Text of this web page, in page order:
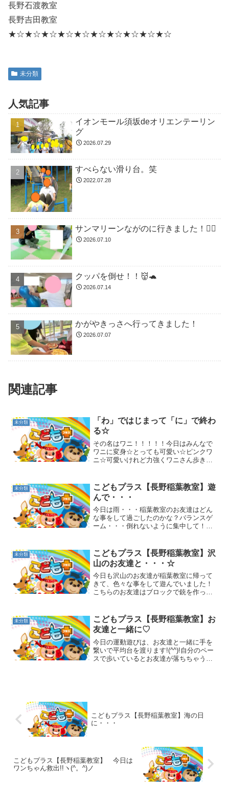
長野石渡教室
長野吉田教室
★☆★☆★☆★☆★☆★☆★☆★☆★☆★☆
未分類
人気記事
イオンモール須坂deオリエンテーリン
グ
2026.07.29
すべらない滑り台。笑
2022.07.28
サンマリーンながのに行きました！🏊🏻
2026.07.10
クッパを倒せ！！👹🐢
2026.07.14
かがやきっさへ行ってきました！
2026.07.07
関連記事
未分類
「わ」ではじまって「に」で終わ
る☆
その名はワニ！！！！！今日はみんなで
ワニに変身☆とっても可愛い☆ピンクワ
ニ☆可愛いけれど力強くワニさん歩き！
っぱい☆ブルーワニ☆猛スピードで駆け
抜けます！稲葉教室には色...
未分類
こどもプラス【長野稲葉教室】遊
んで・・・
今日は雨・・・稲葉教室のお友達はどん
な事をして過ごしたのかな？バランスゲ
ーム・・・倒れないように集中して！！
をテントで発見！？みんな、色々な遊び
をしていましたね★遊ぶだ...
未分類
こどもプラス【長野稲葉教室】沢
山のお友達と・・・☆
今日も沢山のお友達が稲葉教室に帰って
きて、色々な事をして遊んでいました！
こちらのお友達はブロックで銃を作って
の時にコウモリさんに変身してくれたお
友達☆両手を離せてスゴイ...
未分類
こどもプラス【長野稲葉教室】お
友達と一緒に♡
今日の運動遊びは、お友達と一緒に手を
繋いで平均台を渡ります!(^^)!自分のペー
スで歩いているとお友達が落ちちゃうか
こどもプラス【長野稲葉教室】海の日
に・・・
こどもプラス【長野稲葉教室】 今日は
ワンちゃん救出!!ヽ(^。^)ノ